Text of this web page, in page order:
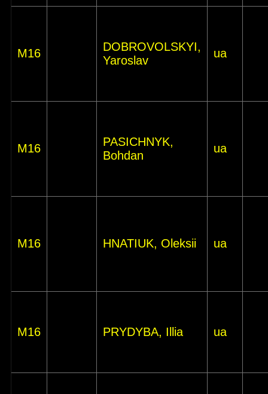
M16
DOBROVOLSKYI,
Yaroslav
ua
M16
PASICHNYK,
Bohdan
ua
M16 HNATIUK, Oleksii ua
M16 PRYDYBA, Illia ua